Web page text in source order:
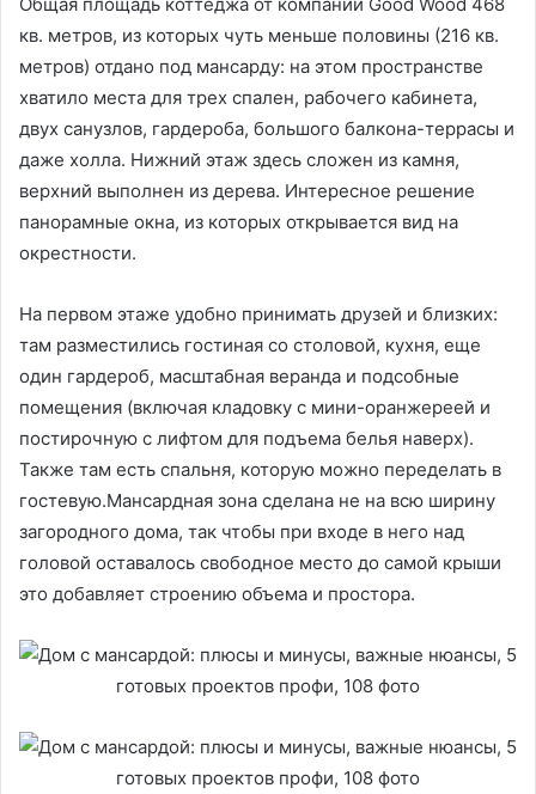
кв. метров, из которых чуть меньше половины (216 кв.
метров) отдано под мансарду: на этом пространстве
хватило места для трех спален, рабочего кабинета,
двух санузлов, гардероба, большого балкона-террасы и
даже холла. Нижний этаж здесь сложен из камня,
верхний выполнен из дерева. Интересное решение
панорамные окна, из которых открывается вид на
окрестности.
На первом этаже удобно принимать друзей и близких:
там разместились гостиная со столовой, кухня, еще
один гардероб, масштабная веранда и подсобные
помещения (включая кладовку с мини-оранжереей и
постирочную с лифтом для подъема белья наверх).
Также там есть спальня, которую можно переделать в
гостевую.Мансардная зона сделана не на всю ширину
загородного дома, так чтобы при входе в него над
головой оставалось свободное место до самой крыши
это добавляет строению объема и простора.